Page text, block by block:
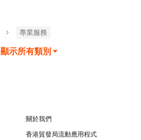
專業服務
顯示所有類別
關於我們
香港貿發局流動應用程式